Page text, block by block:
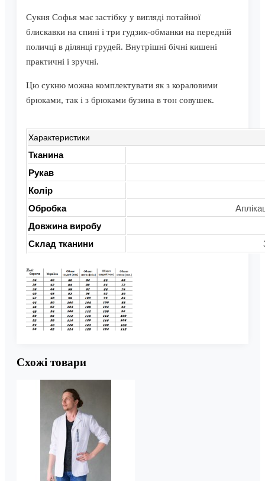
Сукня Софья має застібку у вигляді потайної
блискавки на спині і три гудзик-обманки на передній
поличці в ділянці грудей. Внутрішні бічні кишені
практичні і зручні.
Цю сукню можна комплектувати як з кораловими
брюками, так і з брюками бузина в тон совушек.
Характеристики
Тканина
Рукав
Колір
Обробка
Довжина виробу
Склад тканини
Схожі товари